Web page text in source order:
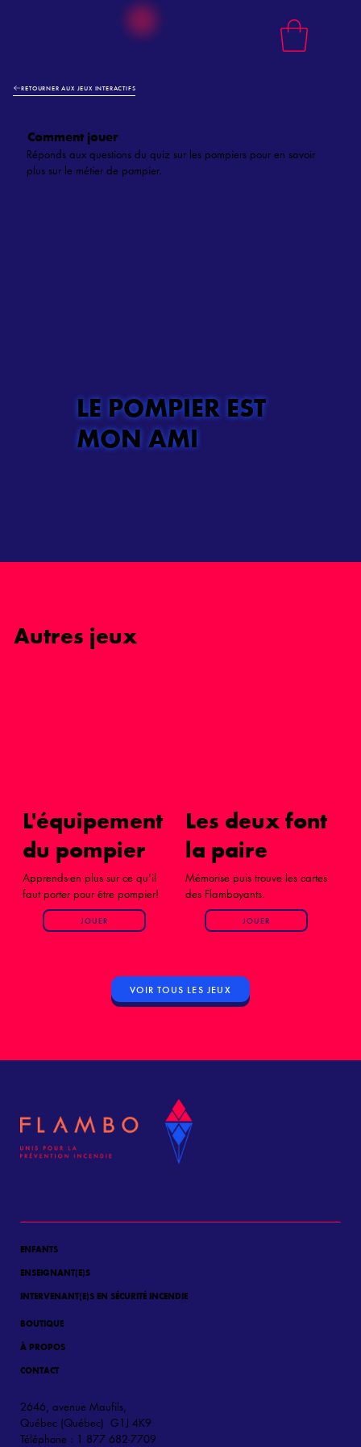
LE POMPIER EST
MON AMI
RETOURNER AUX JEUX INTERACTIFS
Comment jouer
Réponds aux questions du quiz sur les pompiers pour en savoir
plus sur le métier de pompier.
Autres jeux
L'équipement
du pompier
Apprends-en plus sur ce qu'il
faut porter pour être pompier!
JOUER
Les deux font
la paire
Mémorise puis trouve les cartes
des Flamboyants.
JOUER
VOIR TOUS LES JEUX
2646, avenue Maufils,
Québec (Québec) G1J 4K9
Téléphone : 1 877 682-7709
BOUTIQUE
À PROPOS
CONTACT
ENFANTS
ENSEIGNANT(E)S
INTERVENANT(E)S EN SÉCURITÉ INCENDIE